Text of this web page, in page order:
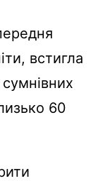
встигла
60